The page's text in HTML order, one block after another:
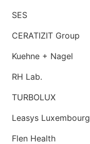
SES
CERATIZIT Group
Kuehne + Nagel
RH Lab.
TURBOLUX
Leasys Luxembourg
Flen Health